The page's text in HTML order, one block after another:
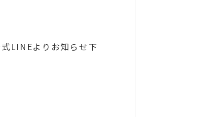
LINEよりお知らせ下